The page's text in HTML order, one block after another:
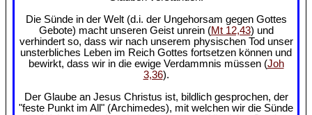
Die Sünde in der Welt (d.i. der Ungehorsam gegen Gottes
Gebote) macht unseren Geist unrein (Mt 12,43) und
verhindert so, dass wir nach unserem physischen Tod unser
unsterbliches Leben im Reich Gottes fortsetzen können und
bewirkt, dass wir in die ewige Verdammnis müssen (Joh
3,36).
Der Glaube an Jesus Christus ist, bildlich gesprochen, der
"feste Punkt im All" (Archimedes), mit welchen wir die Sünde